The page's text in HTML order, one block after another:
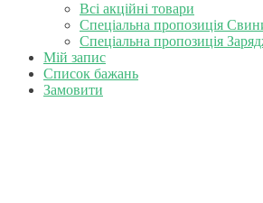
Всі акційні товари
Спеціальна пропозиція
Спеціальна пропозиція
Мій запис
Список бажань
Замовити